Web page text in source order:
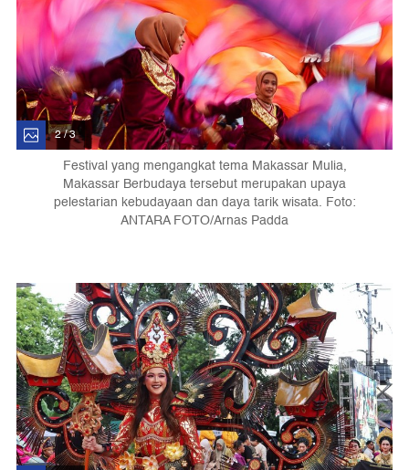
2 / 3
Festival yang mengangkat tema Makassar Mulia,
Makassar Berbudaya tersebut merupakan upaya
pelestarian kebudayaan dan daya tarik wisata. Foto:
ANTARA FOTO/Arnas Padda